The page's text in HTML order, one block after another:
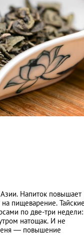
Напиток повышает
пищеварение.
по две-три недели:
натощак. И не
— повышение